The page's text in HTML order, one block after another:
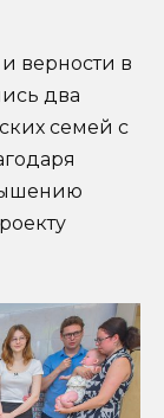
верности в
два
семей с